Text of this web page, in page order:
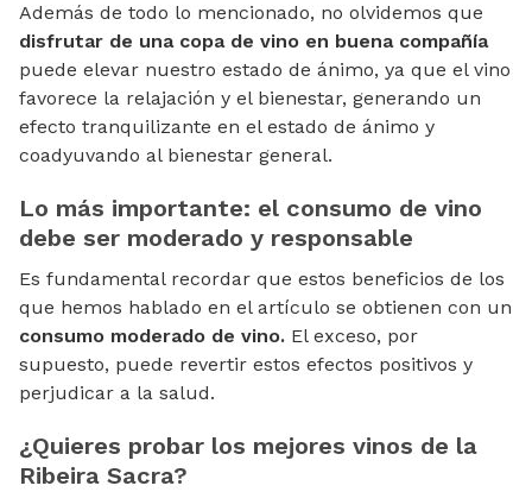
Además de todo lo mencionado, no olvidemos que
disfrutar de una copa de vino en buena compañía
puede elevar nuestro estado de ánimo, ya que el vino
favorece la relajación y el bienestar, generando un
efecto tranquilizante en el estado de ánimo y
coadyuvando al bienestar general.
Lo más importante: el consumo de vino
debe ser moderado y responsable
Es fundamental recordar que estos beneficios de los
que hemos hablado en el artículo se obtienen con un
consumo moderado de vino. El exceso, por
supuesto, puede revertir estos efectos positivos y
perjudicar a la salud.
¿Quieres probar los mejores vinos de la
Ribeira Sacra?